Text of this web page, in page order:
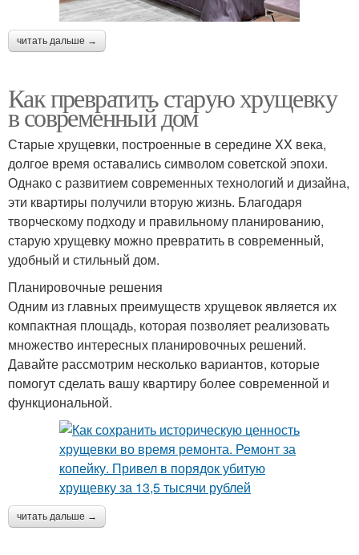
читать дальше →
Как превратить старую хрущевку
в современный дом
Старые хрущевки, построенные в середине XX века,
долгое время оставались символом советской эпохи.
Однако с развитием современных технологий и дизайна,
эти квартиры получили вторую жизнь. Благодаря
творческому подходу и правильному планированию,
старую хрущевку можно превратить в современный,
удобный и стильный дом.
Планировочные решения
Одним из главных преимуществ хрущевок является их
компактная площадь, которая позволяет реализовать
множество интересных планировочных решений.
Давайте рассмотрим несколько вариантов, которые
помогут сделать вашу квартиру более современной и
функциональной.
читать дальше →